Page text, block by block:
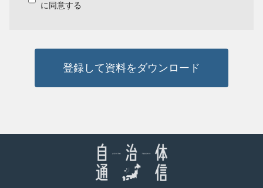
に同意する
登録して資料をダウンロード